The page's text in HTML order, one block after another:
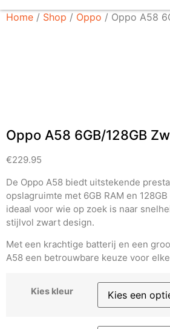
Home / Shop / Oppo / Oppo A58
Oppo A58 6GB/128GB
€229.95
De Oppo A58 biedt uitstekende
opslagruimte met 6GB RAM en
ideaal voor wie op zoek is naar
stijlvol zwart design.
Met een krachtige batterij en een
A58 een betrouwbare keuze voor
Kies kleur